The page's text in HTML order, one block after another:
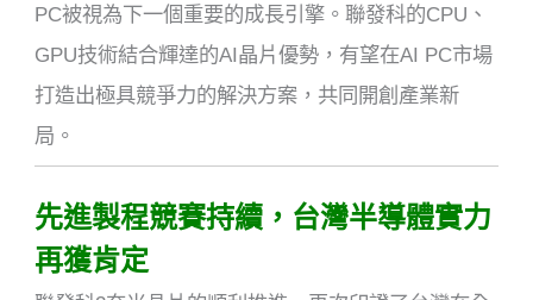
PC被視為下一個重要的成長引擎。聯發科的CPU、
GPU技術結合輝達的AI晶片優勢，有望在AI PC市場
打造出極具競爭力的解決方案，共同開創產業新
局。
先進製程競賽持續，台灣半導體實力
再獲肯定